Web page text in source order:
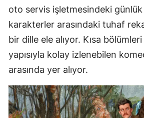
oto servis işletmesindeki günlük
karakterler arasındaki tuhaf
bir dille ele alıyor. Kısa bölümleri
yapısıyla kolay izlenebilen
arasında yer alıyor.